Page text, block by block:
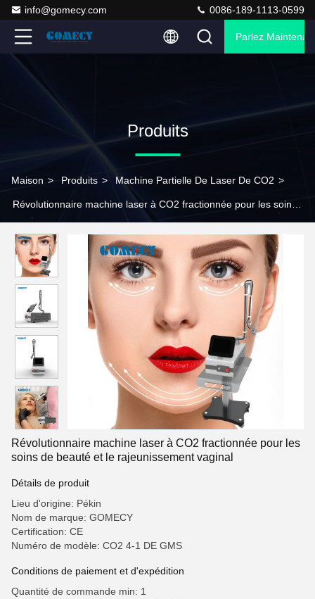
info@gomecy.com 0086-189-1113-0599
Parlez
Produits
Maison > Produits > Machine Partielle De Laser De CO2 >
Révolutionnaire machine laser à CO2 fractionnée pour les soins
Révolutionnaire machine laser à CO2 fractionnée pour les
soins de beauté et le rajeunissement vaginal
Détails de produit
Lieu d'origine: Pékin
Nom de marque: GOMECY
Certification: CE
Numéro de modèle: CO2 4-1 DE GMS
Conditions de paiement et d'expédition
Quantité de commande min: 1